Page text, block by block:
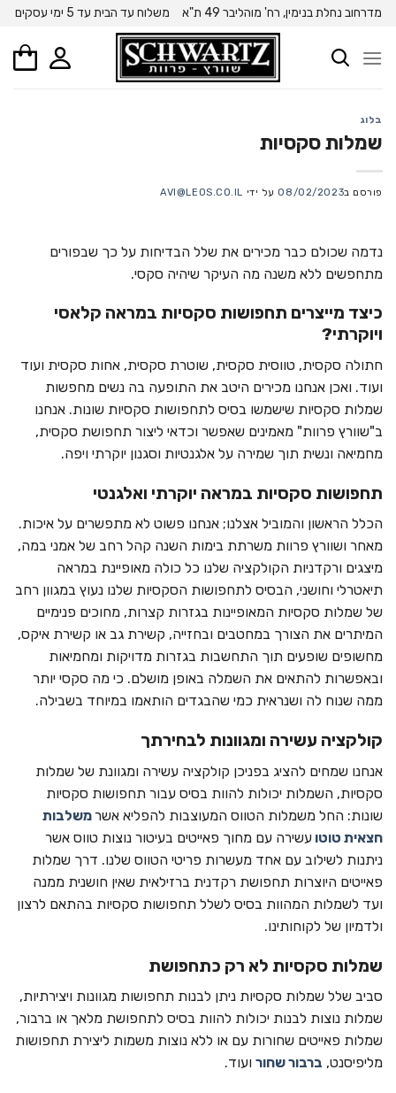
Skip
content
מדרחוב נחלת בנימין, רח' מוהליבר 49 ת"א משלוח עד הבית עד 5 ימי עסקים
בלוג
שמלות סקסיות
פורסם ב08/02/2023על ידי AVI@LEOS.CO.IL
נדמה שכולם כבר מכירים את שלל הבדיחות על כך שבפורים
מתחפשים ללא משנה מה העיקר שיהיה סקסי.
כיצד מייצרים תחפושות סקסיות במראה קלאסי
ויוקרתי?
חתולה סקסית, טווסית סקסית, שוטרת סקסית, אחות סקסית ועוד
ועוד. ואכן אנחנו מכירים היטב את התופעה בה נשים מחפשות
שמלות סקסיות שישמשו בסיס לתחפושות סקסיות שונות. אנחנו
ב"שוורץ פרוות" מאמינים שאפשר וכדאי ליצור תחפושת סקסית,
מחמיאה ונשית תוך שמירה על אלגנטיות וסגנון יוקרתי ויפה.
תחפושות סקסיות במראה יוקרתי ואלגנטי
הכלל הראשון והמוביל אצלנו; אנחנו פשוט לא מתפשרים על איכות.
מאחר ושוורץ פרוות משרתת בימות השנה קהל רחב של אמני במה,
מיצגים ורקדניות הקולקציה שלנו כל כולה מאופיינת במראה
תיאטרלי וחושני, הבסיס לתחפושות הסקסיות שלנו נעוץ במגוון רחב
של שמלות סקסיות המאופיינות בגזרות קצרות, מחוכים פנימיים
המיתרים את הצורך במחטבים ובחזייה, קשירת גב או קשירת איקס,
מחשופים שופעים תוך התחשבות בגזרות מדויקות ומחמיאות
ובאפשרות להתאים את השמלה באופן מושלם. כי מה סקסי יותר
ממה שנוח לה ושנראית כמי שהבגדים הותאמו במיוחד בשבילה.
קולקציה עשירה ומגוונות לבחירתך
אנחנו שמחים להציג בפניכן קולקציה עשירה ומגוונת של שמלות
סקסיות, השמלות יכולות להוות בסיס עבור תחפושות סקסיות
שונות: החל משמלות הטווס המעוצבות להפליא אשרמשלבות
חצאית טוטו עשירה עם מחוך פאייטים בעיטור נוצות טווס אשר
ניתנות לשילוב עם אחד מעשרות פריטי הטווס שלנו. דרך שמלות
פאייטים היוצרות תחפושת רקדנית ברזילאית שאין חושנית ממנה
ועד לשמלות המהוות בסיס לשלל תחפושות סקסיות בהתאם לרצון
ולדמיון של לקוחותינו.
שמלות סקסיות לא רק כתחפושת
סביב שלל שמלות סקסיות ניתן לבנות תחפושות מגוונות ויצירתיות,
שמלות נוצות לבנות יכולות להוות בסיס לתחפושת מלאך או ברבור,
שמלות פאייטים שחורות עם או ללא נוצות משמות ליצירת תחפושות
מליפיסנט, ברבור שחור ועוד.